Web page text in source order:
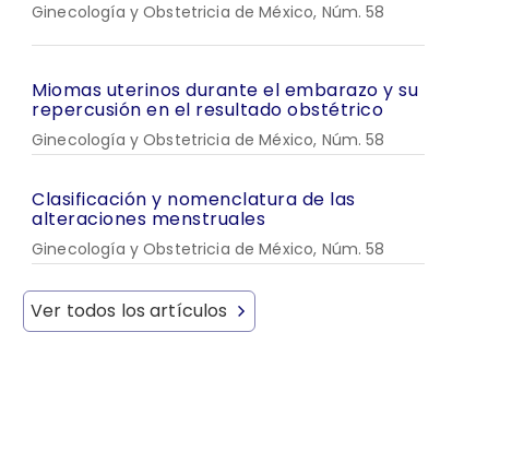
Ginecología y Obstetricia de México, Núm. 58
Miomas uterinos durante el embarazo y su
repercusión en el resultado obstétrico
Ginecología y Obstetricia de México, Núm. 58
Clasificación y nomenclatura de las
alteraciones menstruales
Ginecología y Obstetricia de México, Núm. 58
Ver todos los artículos